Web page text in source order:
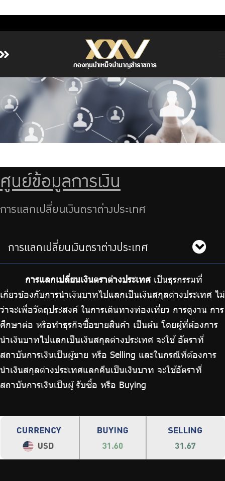
เกี่ยวกับ กบข.
บริการสมาชิก
ลงทุน
รายงานผลการดำเนินงาน
จัดซื้อจัดจ้าง
ร่วมงานกับเรา
ติดต่อเรา
ไทย | Eng
ศูนย์ข้อมูลการเงิน
การแลกเปลี่ยนเงินตราต่างประเทศ
การแลกเปลี่ยนเงินตราต่างประเทศ
การแลกเปลี่ยนเงินตราต่างประเทศ เป็นธุรกรรมที่
เกี่ยวข้องกับการนำเงินบาทไปแลกเป็นเงินสกุลต่างประเทศ ไม่
ว่าจะเพื่อวัตถุประสงค์ ในการเดินทางท่องเที่ยว การดูงาน การ
ศึกษาต่อ หรือทำธุรกิจซื้อขายสินค้า เป็นต้น โดยผู้ที่ต้องการ
นำเงินบาทไปแลกเป็นเงินสกุลต่างประเทศ จะใช้ อัตราที่
สถาบันการเงินเป็นผู้ขาย หรือ Selling และในกรณีที่ต้องการ
นำเงินสกุลต่างประเทศแลกคืนเป็นเงินบาท จะใช้อัตราที่
สถาบันการเงินเป็นผู้ รับซื้อ หรือ Buying